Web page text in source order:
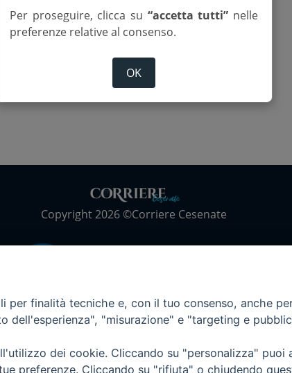
Copyright 2026 ©Corriere Cesenate
Per proseguire, clicca su “accetta tutti” nelle
preferenze relative al consenso.
OK
per finalità tecniche e, con il tuo consenso, anche
dell'esperienza", "misurazione" e "targeting e
dei cookie. Cliccando su "personalizza" puoi
preferenze. Cliccando su "rifiuta" o chiudendo